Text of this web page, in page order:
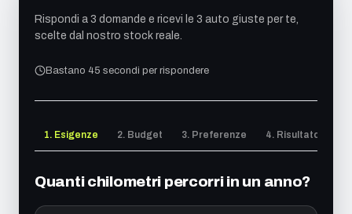
Rispondi a 3 domande e ricevi le 3 auto giuste per te,
scelte dal nostro stock reale.
Bastano 45 secondi per rispondere
1. Esigenze 2. Budget 3. Preferenze 4. Risultato
Quanti chilometri percorri in un anno?